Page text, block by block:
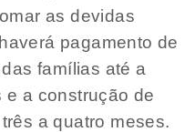
as devidas
pagamento de
famílias até a
a construção de
a quatro meses.